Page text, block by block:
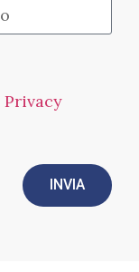
Privacy
INVIA